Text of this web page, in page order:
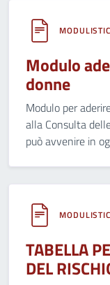
Modulo
donne
Modulo per
alla Consulta
può avvenire in
TABELLA
DEL